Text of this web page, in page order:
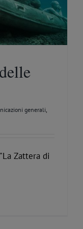
generali,
Zattera di